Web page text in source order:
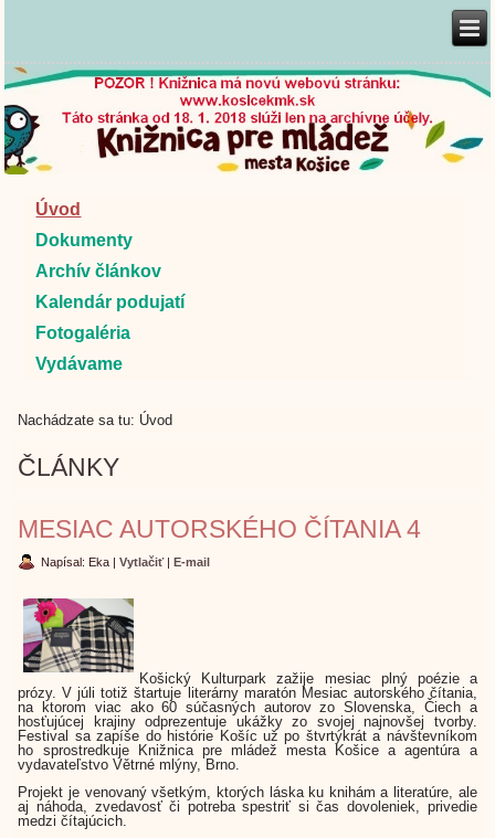
Úvod
Dokumenty
Archív článkov
Kalendár podujatí
Fotogaléria
Vydávame
Nachádzate sa tu: Úvod
ČLÁNKY
MESIAC AUTORSKÉHO ČÍTANIA 4
Napísal: Eka |Vytlačiť |E-mail
Košický Kulturpark zažije mesiac plný poézie a
prózy. V júli totiž štartuje literárny maratón Mesiac autorského čítania,
na ktorom viac ako 60 súčasných autorov zo Slovenska, Čiech a
hosťujúcej krajiny odprezentuje ukážky zo svojej najnovšej tvorby.
Festival sa zapíše do histórie Košíc už po štvrtýkrát a návštevníkom
ho sprostredkuje Knižnica pre mládež mesta Košice a agentúra a
vydavateľstvo Větrné mlýny, Brno.
Projekt je venovaný všetkým, ktorých láska ku knihám a literatúre, ale
aj náhoda, zvedavosť či potreba spestriť si čas dovoleniek, privedie
medzi čítajúcich.